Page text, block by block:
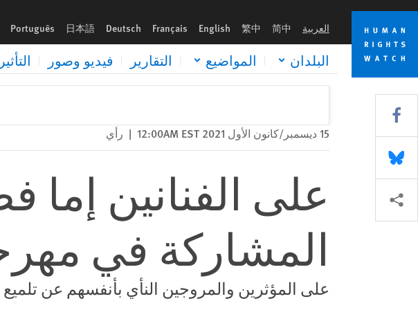
Skip
cookie
privacy
notice
Skip
main
content
العربية 简中
繁中
English
Français
Deutsch
日本語
Português
البلدان المواضيع التقارير فيديو وصور التأثير
15 ديسمبر/كانون الأول 2021 12:00AM EST | رأي
على الفنانين إما
المشاركة في
على المؤثرين والمروجين النأي بأنفسهم عن تلميع
Share this via Facebook
Share this via Bluesky
Share this via مشاركة